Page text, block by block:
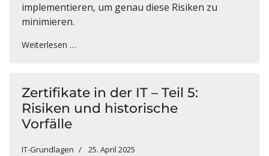
implementieren, um genau diese Risiken zu
minimieren.
Weiterlesen …
Zertifikate in der IT – Teil 5:
Risiken und historische
Vorfälle
IT-Grundlagen 25. April 2025